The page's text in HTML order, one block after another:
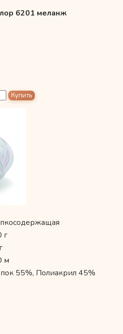
6201 меланж
г
м
55%, Полиакрил 45%